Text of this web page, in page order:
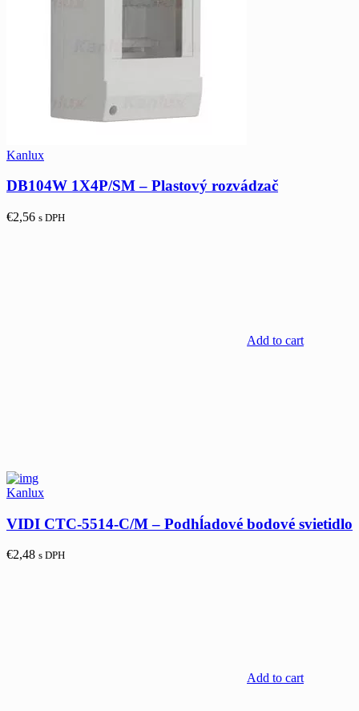
Kanlux
DB104W 1X4P/SM – Plastový rozvádzač
€2,56 s DPH
Add to cart
Kanlux
VIDI CTC-5514-C/M – Podhĺadové bodové svietidlo
€2,48 s DPH
Add to cart